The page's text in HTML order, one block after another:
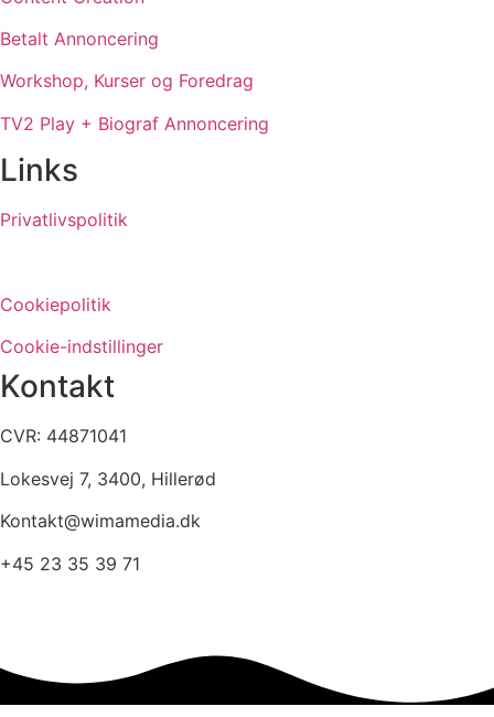
Betalt Annoncering
Workshop, Kurser og Foredrag
TV2 Play + Biograf Annoncering
Links
Privatlivspolitik
Cookiepolitik
Cookie-indstillinger
Kontakt
CVR: 44871041
Lokesvej 7, 3400, Hillerød
Kontakt@wimamedia.dk
+45 23 35 39 71